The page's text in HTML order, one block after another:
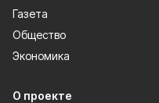
Газета
Общество
Экономика
О проекте